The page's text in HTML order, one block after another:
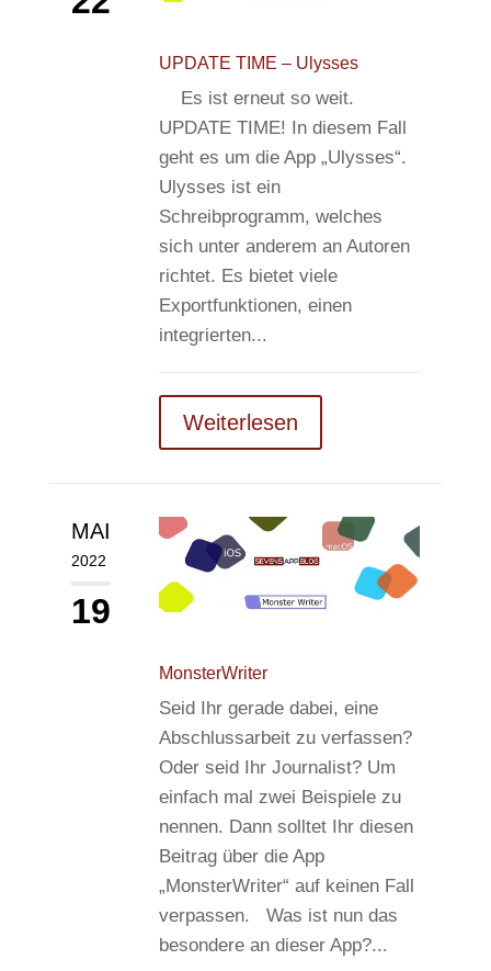
UPDATE TIME – Ulysses
Es ist erneut so weit.
UPDATE TIME! In diesem Fall
geht es um die App „Ulysses“.
Ulysses ist ein
Schreibprogramm, welches
sich unter anderem an Autoren
richtet. Es bietet viele
Exportfunktionen, einen
integrierten...
Weiterlesen
MAI
2022
19
MonsterWriter
Seid Ihr gerade dabei, eine
Abschlussarbeit zu verfassen?
Oder seid Ihr Journalist? Um
einfach mal zwei Beispiele zu
nennen. Dann solltet Ihr diesen
Beitrag über die App
„MonsterWriter“ auf keinen Fall
verpassen. Was ist nun das
besondere an dieser App?...